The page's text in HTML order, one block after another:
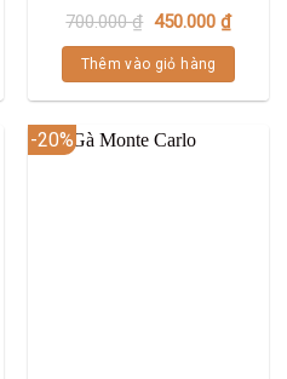
700.000₫ 450.000 ₫
Thêm vào giỏ hàng
-20%